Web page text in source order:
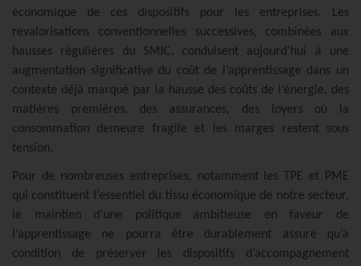
économique de ces dispositifs pour les entreprises. Les
revalorisations conventionnelles successives, combinées aux
hausses régulières du SMIC, conduisent aujourd’hui à une
augmentation significative du coût de l’apprentissage dans un
contexte déjà marqué par la hausse des coûts de l’énergie, des
matières premières, des assurances, des loyers où la
consommation demeure fragile et les marges restent sous
tension.
Pour de nombreuses entreprises, notamment les TPE et PME
qui constituent l’essentiel du tissu économique de notre secteur,
le maintien d’une politique ambitieuse en faveur de
l’apprentissage ne pourra être durablement assuré qu’à
condition de préserver les dispositifs d’accompagnement